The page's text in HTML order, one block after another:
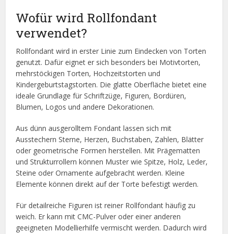
Wofür wird Rollfondant
verwendet?
Rollfondant wird in erster Linie zum Eindecken von Torten
genutzt. Dafür eignet er sich besonders bei Motivtorten,
mehrstöckigen Torten, Hochzeitstorten und
Kindergeburtstagstorten. Die glatte Oberfläche bietet eine
ideale Grundlage für Schriftzüge, Figuren, Bordüren,
Blumen, Logos und andere Dekorationen.
Aus dünn ausgerolltem Fondant lassen sich mit
Ausstechern Sterne, Herzen, Buchstaben, Zahlen, Blätter
oder geometrische Formen herstellen. Mit Prägematten
und Strukturrollern können Muster wie Spitze, Holz, Leder,
Steine oder Ornamente aufgebracht werden. Kleine
Elemente können direkt auf der Torte befestigt werden.
Für detailreiche Figuren ist reiner Rollfondant häufig zu
weich. Er kann mit CMC-Pulver oder einer anderen
geeigneten Modellierhilfe vermischt werden. Dadurch wird